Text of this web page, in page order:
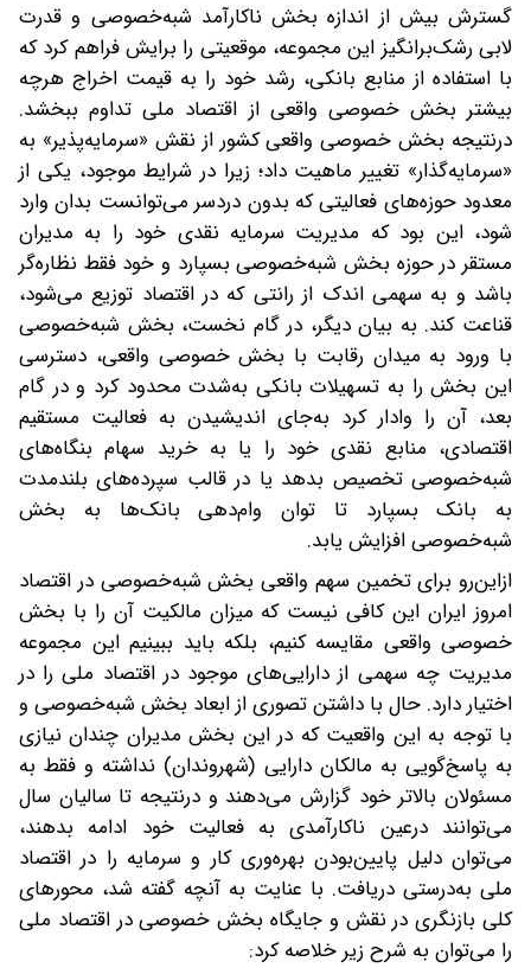
گسترش بیش از اندازه بخش ناکارآمد شبه‌خصوصی و قدرت
لابی رشک‌برانگیز این مجموعه، موقعیتی را برایش فراهم کرد که
با استفاده از منابع بانکی، رشد خود را به قیمت اخراج هرچه
بیشتر بخش خصوصی واقعی از اقتصاد ملی تداوم ببخشد.
درنتیجه بخش خصوصی واقعی کشور از نقش «سرمایه‌پذیر» به
«سرمایه‌گذار» تغییر ماهیت داد؛ زیرا در شرایط موجود، یکی از
معدود حوزه‌های فعالیتی که بدون دردسر می‌توانست بدان وارد
شود، این بود که مدیریت سرمایه نقدی خود را به مدیران
مستقر در حوزه بخش شبه‌خصوصی بسپارد و خود فقط نظاره‌گر
باشد و به سهمی اندک از رانتی که در اقتصاد توزیع می‌شود،
قناعت کند. به بیان دیگر، در گام نخست، بخش شبه‌خصوصی
با ورود به میدان رقابت با بخش خصوصی واقعی، دسترسی
این بخش را به تسهیلات بانکی به‌شدت محدود کرد و در گام
بعد، آن را وادار کرد به‌جای اندیشیدن به فعالیت مستقیم
اقتصادی، منابع نقدی خود را یا به خرید سهام بنگاه‌های
شبه‌خصوصی تخصیص بدهد یا در قالب سپرده‌های بلندمدت
به بانک بسپارد تا توان وام‌دهی بانک‌ها به بخش
شبه‌خصوصی افزایش یابد.
ازاین‌رو برای تخمین سهم واقعی بخش شبه‌خصوصی در اقتصاد
امروز ایران این کافی نیست که میزان مالکیت آن را با بخش
خصوصی واقعی مقایسه کنیم، بلکه باید ببینیم این مجموعه
مدیریت چه سهمی از دارایی‌های موجود در اقتصاد ملی را در
اختیار دارد. حال با داشتن تصوری از ابعاد بخش شبه‌خصوصی و
با توجه به این واقعیت که در این بخش مدیران چندان نیازی
به پاسخ‌گویی به مالکان دارایی (شهروندان) نداشته و فقط به
مسئولان بالاتر خود گزارش می‌دهند و درنتیجه تا سالیان سال
می‌توانند درعین ناکارآمدی به فعالیت خود ادامه بدهند،
می‌توان دلیل پایین‌بودن بهره‌وری کار و سرمایه را در اقتصاد
ملی به‌درستی دریافت. با عنایت به آنچه گفته‌ شد، محورهای
کلی بازنگری در نقش و جایگاه بخش خصوصی در اقتصاد ملی
را می‌توان به شرح زیر خلاصه کرد: